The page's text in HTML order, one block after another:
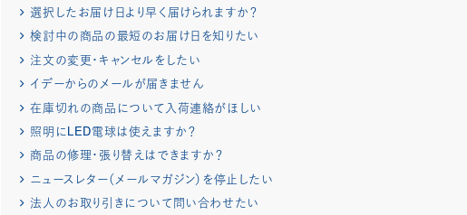
選択したお届け日より早く届けられますか？
検討中の商品の最短のお届け日を知りたい
注文の変更・キャンセルをしたい
イデーからのメールが届きません
在庫切れの商品について入荷連絡がほしい
照明にLED電球は使えますか？
商品の修理・張り替えはできますか？
ニュースレター（メールマガジン）を停止したい
法人のお取り引きについて問い合わせたい